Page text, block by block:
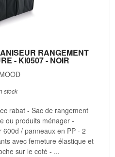
RANGEMENT
- KI0507 - NOIR
stock
rabat - Sac de rangement
ou produits ménager -
/ panneaux en PP - 2
avec femeture élastique et
sur le coté - ...